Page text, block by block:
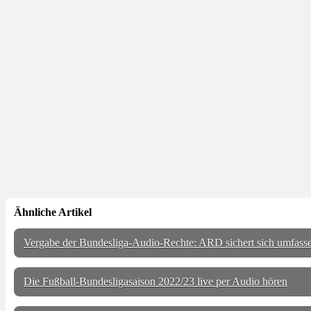
Ähnliche Artikel
Vergabe der Bundesliga-Audio-Rechte: ARD sichert sich
Die Fußball-Bundesligasaison 2022/23 live per Audio hören